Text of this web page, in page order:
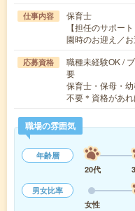
仕事内容
保育士
【担任のサポー
園時のお迎え／
応募資格
職種未経験OK /
要
保育士・保母・
不要＊資格があ
職場の雰囲気
年齢層
20代
男女比率
女性